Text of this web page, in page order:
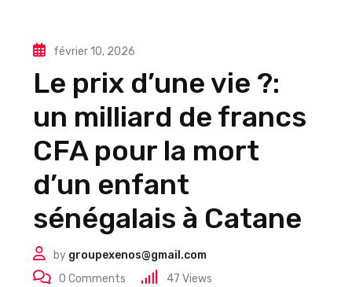
février 10, 2026
Le prix d’une vie ?:
un milliard de francs
CFA pour la mort
d’un enfant
sénégalais à Catane
by groupexenos@gmail.com
0 Comments 47 Views